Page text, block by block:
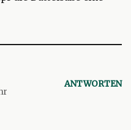
ANTWORTEN